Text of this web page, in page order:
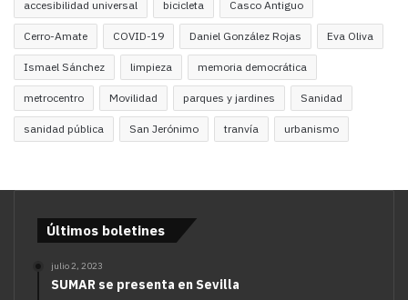
accesibilidad universal bicicleta Casco Antiguo
Cerro-Amate COVID-19 Daniel González Rojas Eva Oliva
Ismael Sánchez limpieza memoria democrática
metrocentro Movilidad parques y jardines Sanidad
sanidad pública San Jerónimo tranvía urbanismo
Últimos boletines
julio 2, 2023
SUMAR se presenta en Sevilla